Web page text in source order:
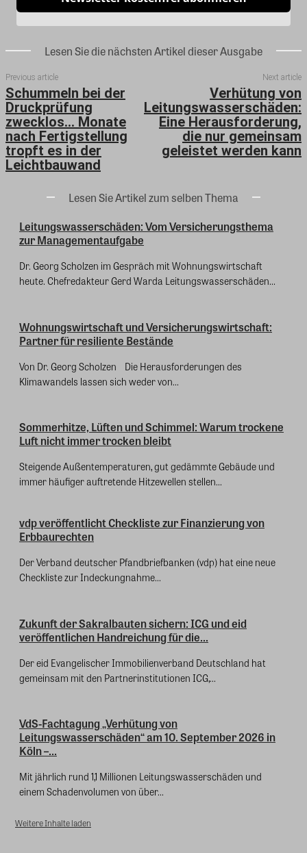
Lesen Sie die nächsten Artikel dieser Ausgabe
Previous article
Schummeln bei der
Druckprüfung
zwecklos… Monate
nach Fertigstellung
tropft es in der
Leichtbauwand
Next article
Verhütung von
Leitungswasserschäden:
Eine Herausforderung,
die nur gemeinsam
geleistet werden kann
Lesen Sie Artikel zum selben Thema
Leitungswasserschäden: Vom Versicherungsthema
zur Managementaufgabe
Dr. Georg Scholzen im Gespräch mit Wohnungswirtschaft
heute. Chefredakteur Gerd Warda Leitungswasserschäden...
Wohnungswirtschaft und Versicherungswirtschaft:
Partner für resiliente Bestände
Von Dr. Georg Scholzen Die Herausforderungen des
Klimawandels lassen sich weder von...
Sommerhitze, Lüften und Schimmel: Warum trockene
Luft nicht immer trocken bleibt
Steigende Außentemperaturen, gut gedämmte Gebäude und
immer häufiger auftretende Hitzewellen stellen...
vdp veröffentlicht Checkliste zur Finanzierung von
Erbbaurechten
Der Verband deutscher Pfandbriefbanken (vdp) hat eine neue
Checkliste zur Indeckungnahme...
Zukunft der Sakralbauten sichern: ICG und eid
veröffentlichen Handreichung für die...
Der eid Evangelischer Immobilienverband Deutschland hat
gemeinsam mit den Partnerinstitutionen ICG,...
VdS-Fachtagung „Verhütung von
Leitungswasserschäden“ am 10. September 2026 in
Köln –...
Mit jährlich rund 1,1 Millionen Leitungswasserschäden und
einem Schadenvolumen von über...
Weitere Inhalte laden